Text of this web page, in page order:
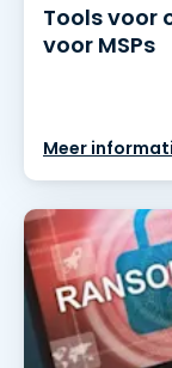
Tools voor
voor MSPs
Meer